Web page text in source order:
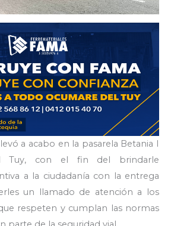
a acabo en la pasarela Betania I
Tuy, con el fin del brindarle
a la ciudadanía con la entrega
un llamado de atención a los
respeten y cumplan las normas